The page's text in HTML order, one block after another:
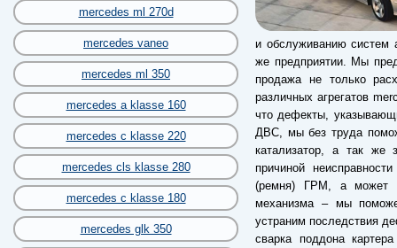
mercedes ml 270d
mercedes vaneo
mercedes ml 350
mercedes a klasse 160
mercedes c klasse 220
mercedes cls klasse 280
mercedes c klasse 180
mercedes glk 350
и обслуживанию систем
же предприятии. Мы
продажа не только
различных агрегатов
что дефекты,
ДВС, мы без труда
катализатор, а так же
причиной
(ремня) ГРМ, а может
механизма – мы
устраним последствия
сварка поддона